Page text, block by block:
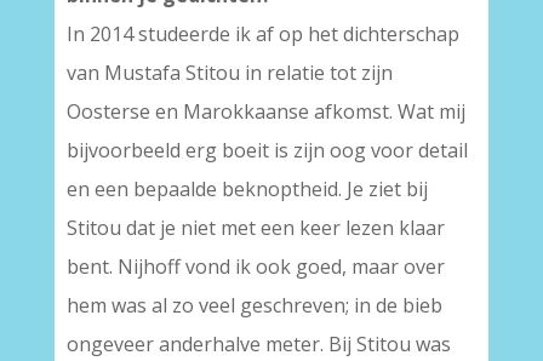
In 2014 studeerde ik af op het dichterschap
van Mustafa Stitou in relatie tot zijn
Oosterse en Marokkaanse afkomst. Wat mij
bijvoorbeeld erg boeit is zijn oog voor detail
en een bepaalde beknoptheid. Je ziet bij
Stitou dat je niet met een keer lezen klaar
bent. Nijhoff vond ik ook goed, maar over
hem was al zo veel geschreven; in de bieb
ongeveer anderhalve meter. Bij Stitou was